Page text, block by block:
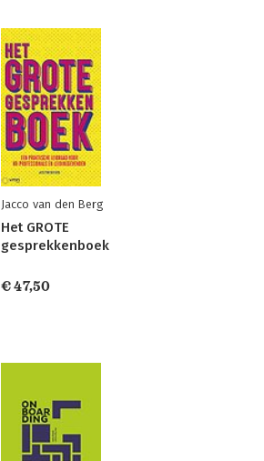
Jacco van den Berg
Het GROTE
gesprekkenboek
€ 47,50